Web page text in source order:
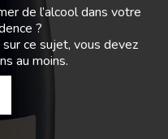
de l’alcool dans votre
?
ce sujet, vous devez
au moins.
jeunes vignes et
de chêne pendant 6
des notes de petits
finesse de ses tanins
dans la jeunesse.